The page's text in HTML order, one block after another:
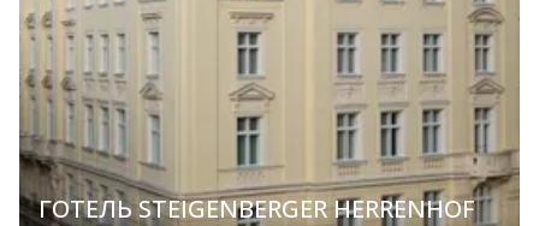
ГОТЕЛЬ STEIGENBERGER HERRENHOF